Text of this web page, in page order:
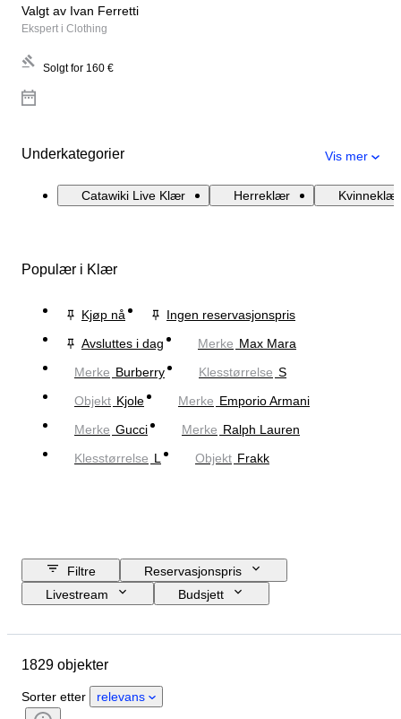
Valgt av Ivan Ferretti
Ekspert i Clothing
Solgt for 160 €
Underkategorier Vis mer
Catawiki Live Klær Herreklær Kvinneklær
Populær i Klær
Kjøp nå
Ingen reservasjonspris
Avsluttes i dag
Merke Max Mara
Merke Burberry Klesstørrelse S
Objekt Kjole Merke Emporio Armani
Merke Gucci Merke Ralph Lauren
Klesstørrelse L Objekt Frakk
Filtre
Reservasjonspris
Livestream
Budsjett
Materiale
Stil
Klesstørrelse
1829 objekter
Sorter etter relevans